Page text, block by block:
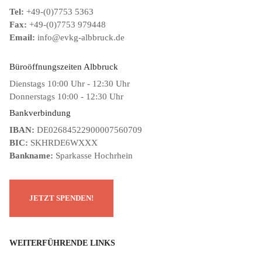
Tel: +49-(0)7753 5363
Fax: +49-(0)7753 979448
Email: info@evkg-albbruck.de
Büroöffnungszeiten Albbruck
Dienstags 10:00 Uhr - 12:30 Uhr
Donnerstags 10:00 - 12:30 Uhr
Bankverbindung
IBAN: DE02684522900007560709
BIC: SKHRDE6WXXX
Bankname: Sparkasse Hochrhein
WEITERFÜHRENDE LINKS